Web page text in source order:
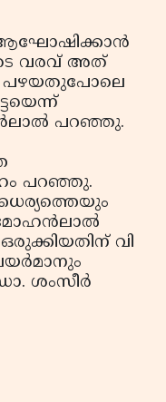
ആഘോഷിക്കാന്‍
വരവ് അത്
പഴയതുപോലെ
പറഞ്ഞു.
പറഞ്ഞു.
മോഹന്‍ലാല്‍
വി
ശംസീര്‍